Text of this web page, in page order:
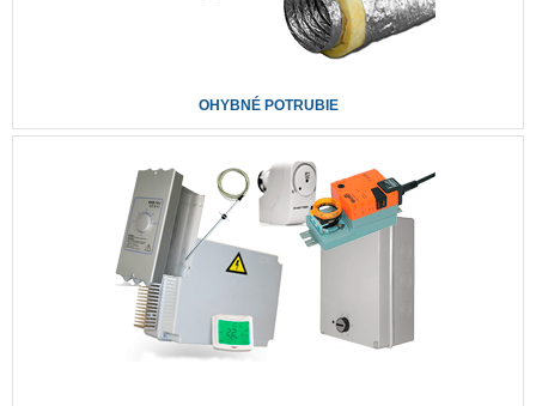
OHYBNÉ POTRUBIE